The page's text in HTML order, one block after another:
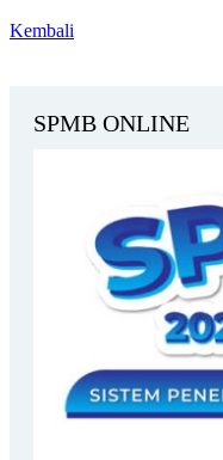
Kembali
SPMB ONLINE